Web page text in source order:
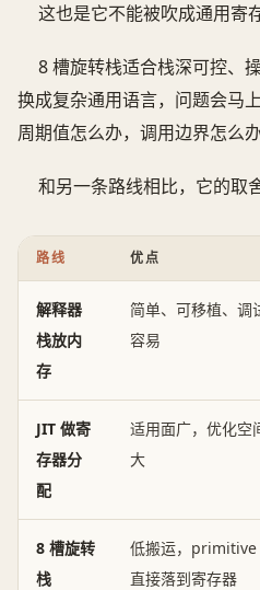
这也是它不能被吹成通用寄
8 槽旋转栈适合栈深可控、
换成复杂通用语言，问题会马
周期值怎么办，调用边界怎么
和另一条路线相比，它的取
路线 优点
解释器
栈放内
存
简单、可移植、调
容易
JIT 做寄
存器分
配
适用面广，优化空
大
8 槽旋转
栈
低搬运，primitive
直接落到寄存器